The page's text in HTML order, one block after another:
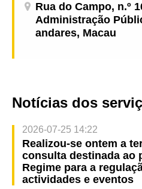
Rua do Campo, n.º
Administração
andares, Macau
Notícias dos
2026-07-25 14:22
Realizou-se ontem a
consulta destinada ao
Regime para a
actividades e eventos